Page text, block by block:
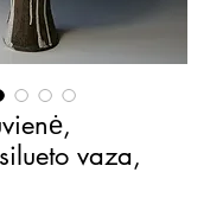
vaza,